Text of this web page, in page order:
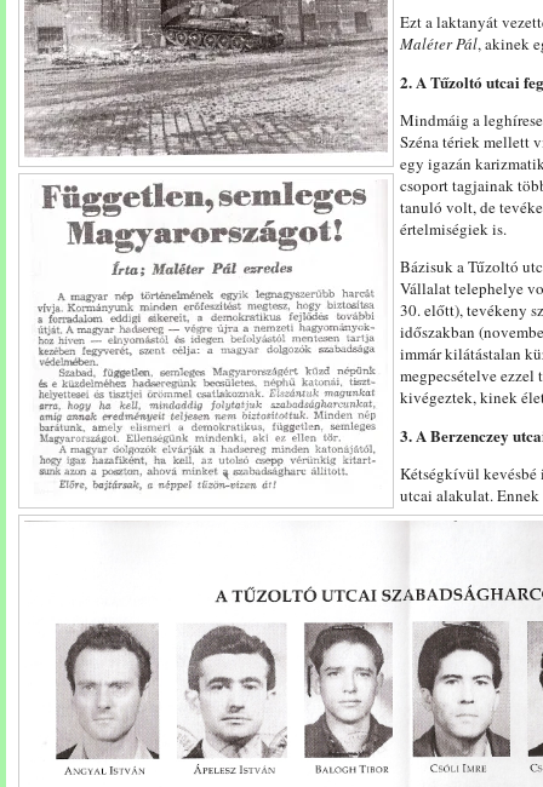
Ezt a laktanyát
Maléter Pál, akinek
2. A Tűzoltó utcai
Mindmáig a
Széna tériek mellett
egy igazán
csoport tagjainak
tanuló volt, de
értelmiségiek is.
Bázisuk a Tűzoltó
Vállalat telephelye
30. előtt), tevékeny
időszakban
immár kilátástalan
megpecsételve
kivégeztek, kinek
3. A Berzenczey
Kétségkívül
utcai alakulat.